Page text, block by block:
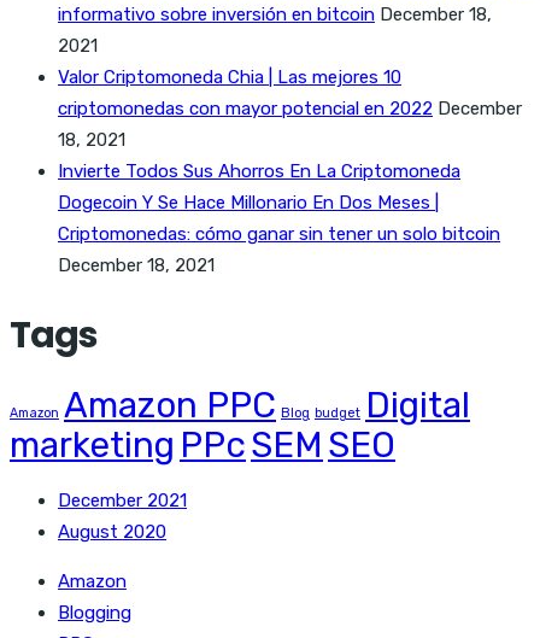
informativo sobre inversión en bitcoin December 18,
2021
Valor Criptomoneda Chia | Las mejores 10
criptomonedas con mayor potencial en 2022 December
18, 2021
Invierte Todos Sus Ahorros En La Criptomoneda
Dogecoin Y Se Hace Millonario En Dos Meses |
Criptomonedas: cómo ganar sin tener un solo bitcoin
December 18, 2021
Tags
Amazon Amazon PPC Blog budget Digital
marketing PPcSEM SEO
December 2021
August 2020
Amazon
Blogging